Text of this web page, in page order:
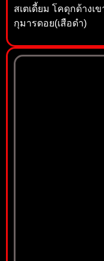
สเตเดี้ยม โคดุกด้างเ
กุมารดอย(เสือดำ)